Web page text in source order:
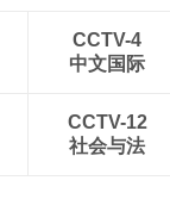
CCTV-4
中文国际
CCTV-12
社会与法